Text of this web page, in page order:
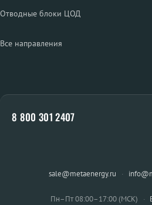
Отводные блоки ЦОД
Все направления
8 800 301 2407
sale@metaenergy.ru ·
Пн–Пт 08:00–17:00 (МСК) ·